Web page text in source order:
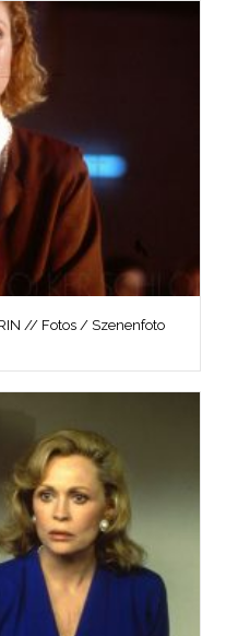
// Fotos / Szenenfoto